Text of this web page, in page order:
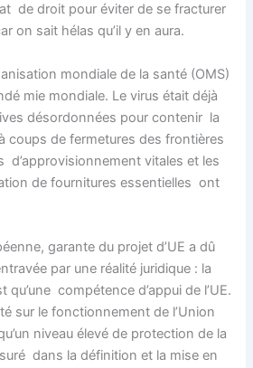
de droit pour éviter de se fracturer
on sait hélas qu’il y en aura.
mondiale de la santé (OMS)
mie mondiale. Le virus était déjà
désordonnées pour contenir la
coups de fermetures des frontières
d’approvisionnement vitales et les
de fournitures essentielles ont
garante du projet d’UE a dû
par une réalité juridique : la
qu’une compétence d’appui de l’UE.
sur le fonctionnement de l’Union
niveau élevé de protection de la
dans la définition et la mise en